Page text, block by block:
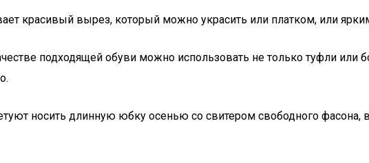
красивый вырез, который можно украсить или платком, или
подходящей обуви можно использовать не только туфли или
носить длинную юбку осенью со свитером свободного фасона,